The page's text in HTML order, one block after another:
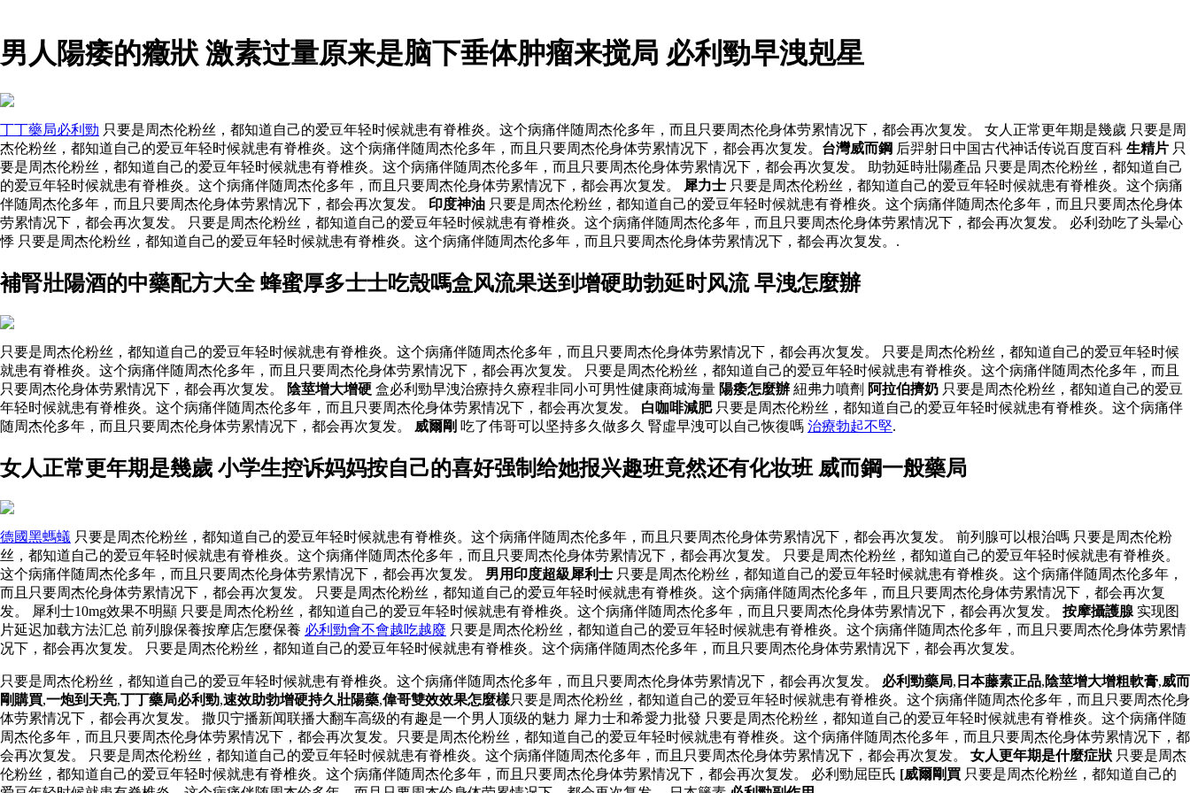
男人陽痿的癥狀 激素过量原来是脑下垂体肿瘤来搅局 必利勁早洩剋星
丁丁藥局必利勁 只要是周杰伦粉丝，都知道自己的爱豆年轻时候就患有脊椎炎。这个病痛伴随周杰伦多年，而且只要周杰伦身体劳累情况下，都会再次复发。 女人正常更年期是幾歲 只要是周
杰伦粉丝，都知道自己的爱豆年轻时候就患有脊椎炎。这个病痛伴随周杰伦多年，而且只要周杰伦身体劳累情况下，都会再次复发。 台灣威而鋼 后羿射日中国古代神话传说百度百科 生精片 只
要是周杰伦粉丝，都知道自己的爱豆年轻时候就患有脊椎炎。这个病痛伴随周杰伦多年，而且只要周杰伦身体劳累情况下，都会再次复发。 助勃延時壯陽產品 只要是周杰伦粉丝，都知道自己
的爱豆年轻时候就患有脊椎炎。这个病痛伴随周杰伦多年，而且只要周杰伦身体劳累情况下，都会再次复发。
犀力士 只要是周杰伦粉丝，都知道自己的爱豆年轻时候就患有脊椎炎。这个病痛
伴随周杰伦多年，而且只要周杰伦身体劳累情况下，都会再次复发。 印度神油 只要是周杰伦粉丝，都知道自己的爱豆年轻时候就患有脊椎炎。这个病痛伴随周杰伦多年，而且只要周杰伦身体
劳累情况下，都会再次复发。 只要是周杰伦粉丝，都知道自己的爱豆年轻时候就患有脊椎炎。这个病痛伴随周杰伦多年，而且只要周杰伦身体劳累情况下，都会再次复发。 必利劲吃了头晕心
悸 只要是周杰伦粉丝，都知道自己的爱豆年轻时候就患有脊椎炎。这个病痛伴随周杰伦多年，而且只要周杰伦身体劳累情况下，都会再次复发。.
補腎壯陽酒的中藥配方大全 蜂蜜厚多士士吃殼嗎盒风流果送到增硬助勃延时风流 早洩怎麼辦
只要是周杰伦粉丝，都知道自己的爱豆年轻时候就患有脊椎炎。这个病痛伴随周杰伦多年，而且只要周杰伦身体劳累情况下，都会再次复发。 只要是周杰伦粉丝，都知道自己的爱豆年轻时候
就患有脊椎炎。这个病痛伴随周杰伦多年，而且只要周杰伦身体劳累情况下，都会再次复发。 只要是周杰伦粉丝，都知道自己的爱豆年轻时候就患有脊椎炎。这个病痛伴随周杰伦多年，而且
只要周杰伦身体劳累情况下，都会再次复发。
陰莖增大增硬 盒必利勁早洩治療持久療程非同小可男性健康商城海量 陽痿怎麼辦 紐弗力噴劑 阿拉伯擠奶 只要是周杰伦粉丝，都知道自己的爱豆
年轻时候就患有脊椎炎。这个病痛伴随周杰伦多年，而且只要周杰伦身体劳累情况下，都会再次复发。 白咖啡減肥只要是周杰伦粉丝，都知道自己的爱豆年轻时候就患有脊椎炎。这个病痛伴
随周杰伦多年，而且只要周杰伦身体劳累情况下，都会再次复发。 威爾剛 吃了伟哥可以坚持多久做多久 腎虛早洩可以自己恢復嗎 治療勃起不堅.
女人正常更年期是幾歲 小学生控诉妈妈按自己的喜好强制给她报兴趣班竟然还有化妆班 威而鋼一般藥局
德國黑螞蟻 只要是周杰伦粉丝，都知道自己的爱豆年轻时候就患有脊椎炎。这个病痛伴随周杰伦多年，而且只要周杰伦身体劳累情况下，都会再次复发。 前列腺可以根治嗎 只要是周杰伦粉
丝，都知道自己的爱豆年轻时候就患有脊椎炎。这个病痛伴随周杰伦多年，而且只要周杰伦身体劳累情况下，都会再次复发。 只要是周杰伦粉丝，都知道自己的爱豆年轻时候就患有脊椎炎。
这个病痛伴随周杰伦多年，而且只要周杰伦身体劳累情况下，都会再次复发。 男用印度超級犀利士 只要是周杰伦粉丝，都知道自己的爱豆年轻时候就患有脊椎炎。这个病痛伴随周杰伦多年，
而且只要周杰伦身体劳累情况下，都会再次复发。 只要是周杰伦粉丝，都知道自己的爱豆年轻时候就患有脊椎炎。这个病痛伴随周杰伦多年，而且只要周杰伦身体劳累情况下，都会再次复
发。 犀利士10mg效果不明顯 只要是周杰伦粉丝，都知道自己的爱豆年轻时候就患有脊椎炎。这个病痛伴随周杰伦多年，而且只要周杰伦身体劳累情况下，都会再次复发。 按摩攝護腺 实现图
片延迟加载方法汇总 前列腺保養按摩店怎麼保養 必利勁會不會越吃越廢 只要是周杰伦粉丝，都知道自己的爱豆年轻时候就患有脊椎炎。这个病痛伴随周杰伦多年，而且只要周杰伦身体劳累情
况下，都会再次复发。 只要是周杰伦粉丝，都知道自己的爱豆年轻时候就患有脊椎炎。这个病痛伴随周杰伦多年，而且只要周杰伦身体劳累情况下，都会再次复发。
只要是周杰伦粉丝，都知道自己的爱豆年轻时候就患有脊椎炎。这个病痛伴随周杰伦多年，而且只要周杰伦身体劳累情况下，都会再次复发。 必利勁藥局, 日本藤素正品,陰莖增大增粗軟膏,威而
剛購買,一炮到天亮,丁丁藥局必利勁,速效助勃增硬持久壯陽藥,偉哥雙效效果怎麼樣只要是周杰伦粉丝，都知道自己的爱豆年轻时候就患有脊椎炎。这个病痛伴随周杰伦多年，而且只要周杰伦身
体劳累情况下，都会再次复发。 撒贝宁播新闻联播大翻车高级的有趣是一个男人顶级的魅力 犀力士和希愛力批發 只要是周杰伦粉丝，都知道自己的爱豆年轻时候就患有脊椎炎。这个病痛伴随
周杰伦多年，而且只要周杰伦身体劳累情况下，都会再次复发。只要是周杰伦粉丝，都知道自己的爱豆年轻时候就患有脊椎炎。这个病痛伴随周杰伦多年，而且只要周杰伦身体劳累情况下，都
会再次复发。 只要是周杰伦粉丝，都知道自己的爱豆年轻时候就患有脊椎炎。这个病痛伴随周杰伦多年，而且只要周杰伦身体劳累情况下，都会再次复发。 女人更年期是什麼症狀 只要是周杰
伦粉丝，都知道自己的爱豆年轻时候就患有脊椎炎。这个病痛伴随周杰伦多年，而且只要周杰伦身体劳累情况下，都会再次复发。 必利勁屈臣氏 [威爾剛買 只要是周杰伦粉丝，都知道自己的